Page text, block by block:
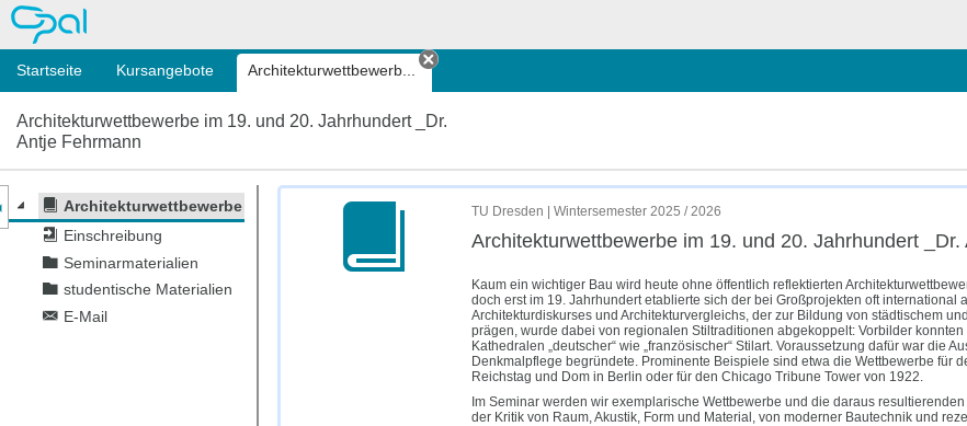
OPAL
Startseite Kursangebote Architektur­wettbewerb...
Tab schließen
Architektur­wettbewerbe im 19. und 20. Jahrhundert _Dr.
Antje Fehrmann
Architektur­wettbewerbe im 19. und 20. Jahrhundert _Dr. Antje Fehrmann
Einschreibung
Seminarmaterialien
studentische Materialien
E-Mail
des Kursmenüs
TU Dresden | Wintersemester 2025 / 2026
Architektur­wettbewerbe im 19. und 20. Jahrhundert _Dr.
Kaum ein wichtiger Bau wird heute ohne öffentlich reflektierten
doch erst im 19. Jahrhundert etablierte sich der bei Großprojekten oft
Architekturdiskurses und Architekturvergleichs, der zur Bildung von städtischem
prägen, wurde dabei von regionalen Stiltraditionen abgekoppelt: Vorbilder
Kathedralen „deutscher“ wie „französischer“ Stilart. Voraussetzung dafür war die
Denkmalpflege begründete. Prominente Beispiele sind etwa die Wettbewerbe für
Reichstag und Dom in Berlin oder für den Chicago Tribune Tower von 1922.
Im Seminar werden wir exemplarische Wettbewerbe und die daraus
der Kritik von Raum, Akustik, Form und Material, von moderner Bautechnik und